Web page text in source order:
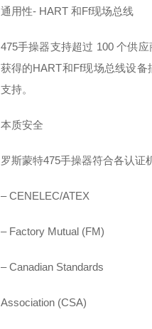
通用性- HART 和Ff现场总线
475手操器支持超过 100 个供
获得的HART和Ff现场总线设
支持。
本质安全
罗斯蒙特475手操器符合各认证
– CENELEC/ATEX
– Factory Mutual (FM)
– Canadian Standards
Association (CSA)